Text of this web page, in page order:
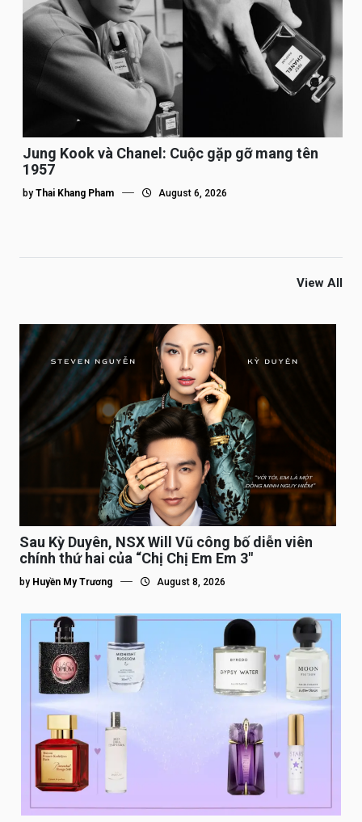
Jung Kook và Chanel: Cuộc gặp gỡ mang tên
1957
by Thai Khang Pham August 6, 2026
View All
Sau Kỳ Duyên, NSX Will Vũ công bố diễn viên
chính thứ hai của “Chị Chị Em Em 3″
by Huyền My Trương August 8, 2026